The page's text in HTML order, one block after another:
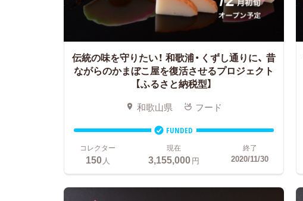
伝統の味を守りたい！ 和歌浦・くずし通りに、 昔
ながらのかまぼこ屋を復活させるプロジェクト
【ふるさと納税型】
和歌山県 フード
FUNDED
コレクター
150人
現在
3,155,000円
終了
2020/11/30